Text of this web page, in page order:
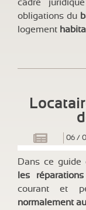
cadre
obligations du
logement
06/
Dans ce guide
les
courant et
normalement